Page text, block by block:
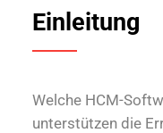
Einleitung
Welche HCM-
unterstützen die